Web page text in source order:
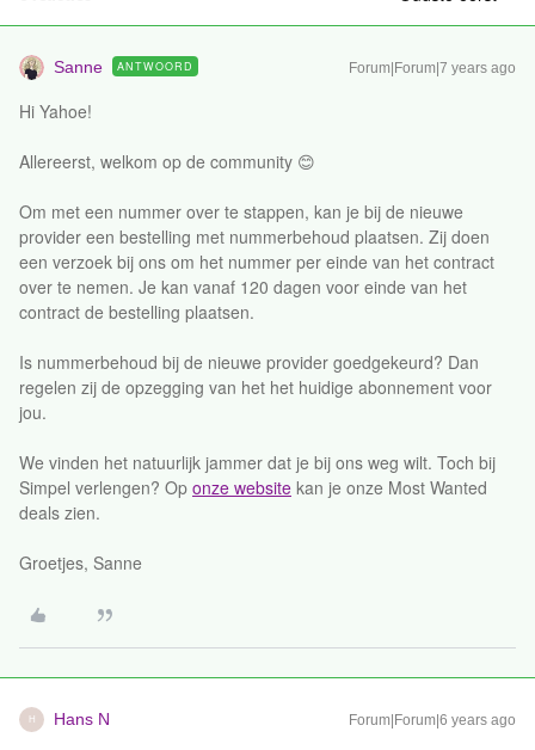
Sanne ANTWOORD Forum|Forum|7 years ago
Hi Yahoe!
Allereerst, welkom op de community 😊
Om met een nummer over te stappen, kan je bij de nieuwe
provider een bestelling met nummerbehoud plaatsen. Zij doen
een verzoek bij ons om het nummer per einde van het contract
over te nemen. Je kan vanaf 120 dagen voor einde van het
contract de bestelling plaatsen.
Is nummerbehoud bij de nieuwe provider goedgekeurd? Dan
regelen zij de opzegging van het het huidige abonnement voor
jou.
We vinden het natuurlijk jammer dat je bij ons weg wilt. Toch bij
Simpel verlengen? Op onze website kan je onze Most Wanted
deals zien.
Groetjes, Sanne
H Hans N Forum|Forum|6 years ago